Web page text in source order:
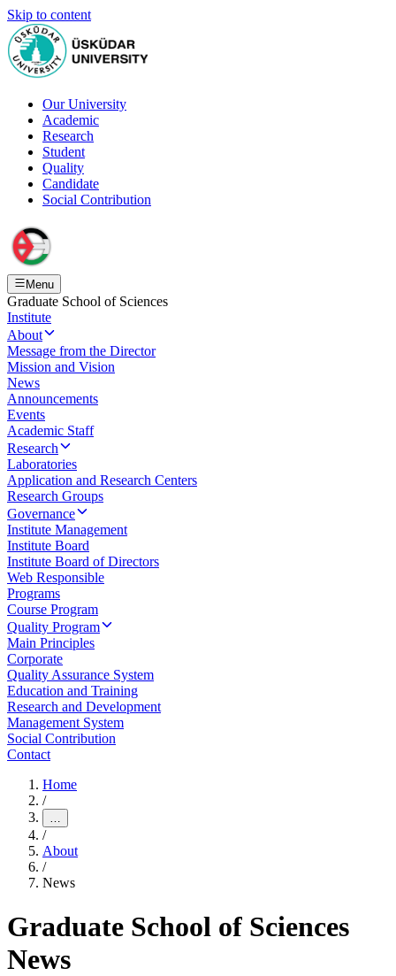
Skip to content
Our University
Academic
Research
Student
Quality
Candidate
Social Contribution
Menu
Graduate School of Sciences
Institute
About
Message from the Director
Mission and Vision
News
Announcements
Events
Academic Staff
Research
Laboratories
Application and Research Centers
Research Groups
Governance
Institute Management
Institute Board
Institute Board of Directors
Web Responsible
Programs
Course Program
Quality Program
Main Principles
Corporate
Quality Assurance System
Education and Training
Research and Development
Management System
Social Contribution
Contact
Home
/
…
/
About
/
News
Graduate School of Sciences
News